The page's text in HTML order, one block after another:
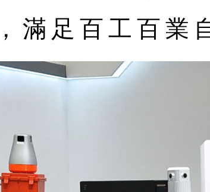
滿足百工百業